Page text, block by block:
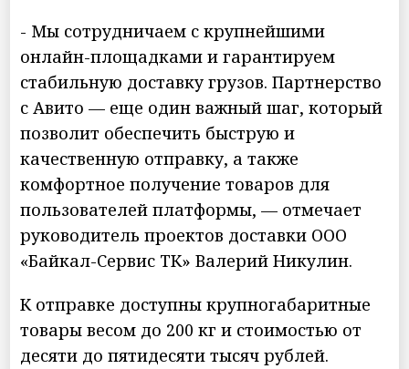
- Мы сотрудничаем с крупнейшими
онлайн-площадками и гарантируем
стабильную доставку грузов. Партнерство
с Авито — еще один важный шаг, который
позволит обеспечить быструю и
качественную отправку, а также
комфортное получение товаров для
пользователей платформы, — отмечает
руководитель проектов доставки ООО
«Байкал-Сервис ТК» Валерий Никулин.
К отправке доступны крупногабаритные
товары весом до 200 кг и стоимостью от
десяти до пятидесяти тысяч рублей.